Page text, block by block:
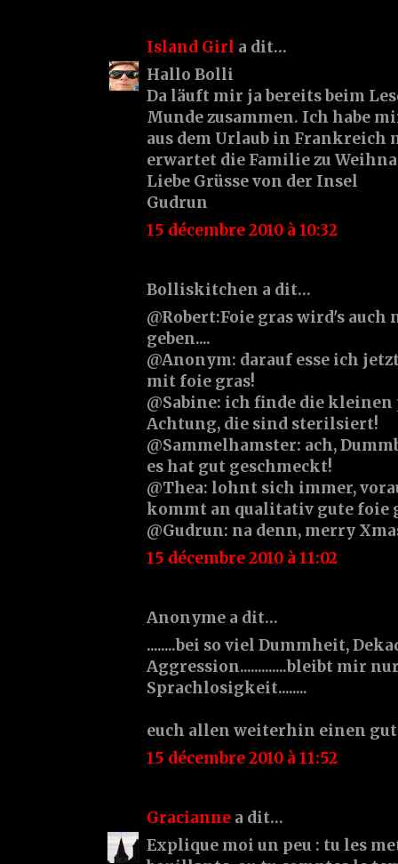
Island Girl a dit…
Hallo Bolli
Da läuft mir ja bereits beim
Munde zusammen. Ich habe
aus dem Urlaub in Frankreich
erwartet die Familie zu
Liebe Grüsse von der Insel
Gudrun
15 décembre 2010 à 10:32
Bolliskitchen a dit…
@Robert:Foie gras wird's auch
geben....
@Anonym: darauf esse ich
mit foie gras!
@Sabine: ich finde die
Achtung, die sind sterilsiert!
@Sammelhamster: ach,
es hat gut geschmeckt!
@Thea: lohnt sich immer,
kommt an qualitativ gute foie
@Gudrun: na denn, merry
15 décembre 2010 à 11:02
Anonyme a dit…
........bei so viel Dummheit,
Aggression.............bleibt mir
Sprachlosigkeit........
euch allen weiterhin einen
15 décembre 2010 à 11:52
Gracianne a dit…
Explique moi un peu : tu les